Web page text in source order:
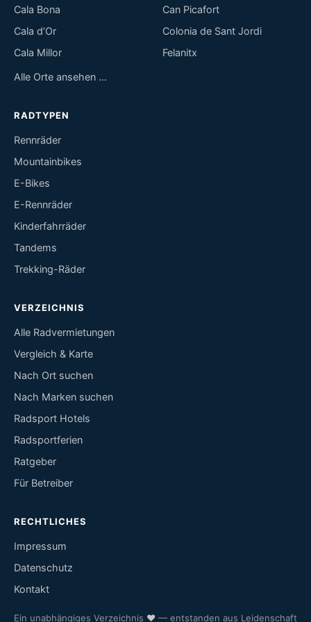
Cala Bona
Cala d’Or
Cala Millor
Can Picafort
Colonia de Sant Jordi
Felanitx
Alle Orte ansehen …
RADTYPEN
Rennräder
Mountainbikes
E-Bikes
E-Rennräder
Kinderfahrräder
Tandems
Trekking-Räder
VERZEICHNIS
Alle Radvermietungen
Vergleich & Karte
Nach Ort suchen
Nach Marken suchen
Radsport Hotels
Radsportferien
Ratgeber
Für Betreiber
RECHTLICHES
Impressum
Datenschutz
Kontakt
Ein unabhängiges Verzeichnis ♥ — entstanden aus Leidenschaft